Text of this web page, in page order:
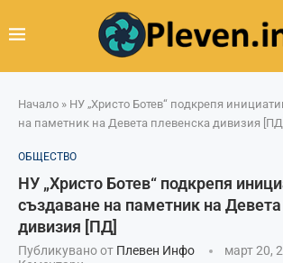
Начало » НУ „Христо Ботев“ подкрепя
на паметник на Девета плевенска дивизия [ПД]
ОБЩЕСТВО
НУ „Христо Ботев“ подкрепя
създаване на паметник на
дивизия [ПД]
Публикувано от Плевен Инфо март 20,